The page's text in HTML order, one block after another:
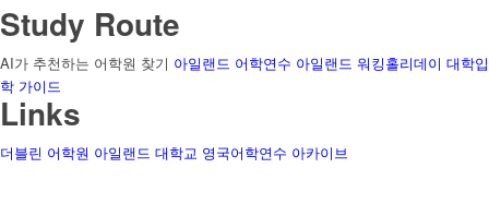
Study Route
AI가 추천하는 어학원 찾기 아일랜드 어학연수 아일랜드 워킹홀리데이 대학입
학 가이드
Links
더블린 어학원 아일랜드 대학교 영국어학연수 아카이브